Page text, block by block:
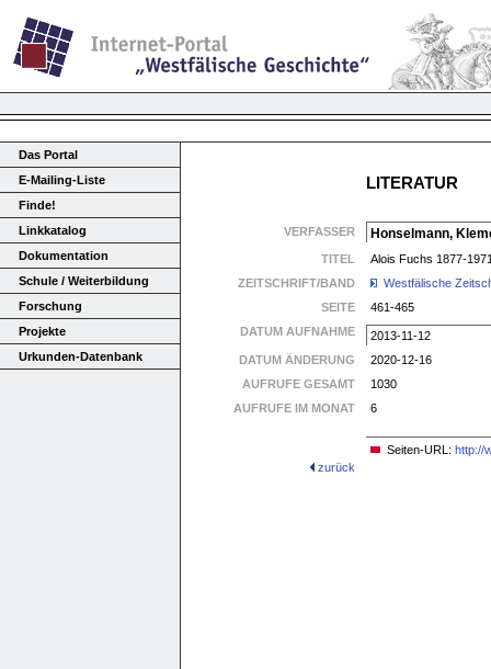
Das Portal
E-Mailing-Liste
Finde!
Linkkatalog
Dokumentation
Schule / Weiterbildung
Forschung
Projekte
Urkunden-Datenbank
LITERATUR
VERFASSER Honselmann,
TITEL
Alois Fuchs 1877-
ZEITSCHRIFT/BAND
Westfälische
SEITE
461-465
DATUM AUFNAHME
2013-11-12
DATUM ÄNDERUNG
2020-12-16
AUFRUFE GESAMT
1030
AUFRUFE IM MONAT
6
Seiten-URL: http://
zurück